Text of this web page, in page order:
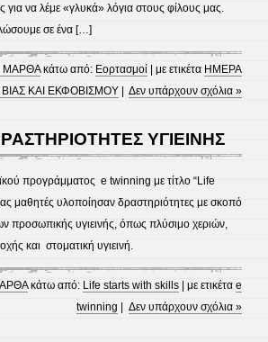
για να λέμε «γλυκά» λόγια στους φίλους μας.
σε ένα […]
ΜΑΡΘΑκάτω από: Εορτασμοί | με ετικέτα ΗΜΕΡΑ
ΚΑΙ ΕΚΦΟΒΙΣΜΟΥ |Δεν υπάρχουν σχόλια »
ΥΓΙΕΙΝΗΣ
προγράμματος e twinning με τίτλο “Life
μαθητές υλοποίησαν δραστηριότητες με σκοπό
προσωπικής υγιεινής, όπως πλύσιμο χεριών,
και στοματική υγιεινή.
κάτω από: Life starts with skills | με ετικέταe
twinning |Δεν υπάρχουν σχόλια »